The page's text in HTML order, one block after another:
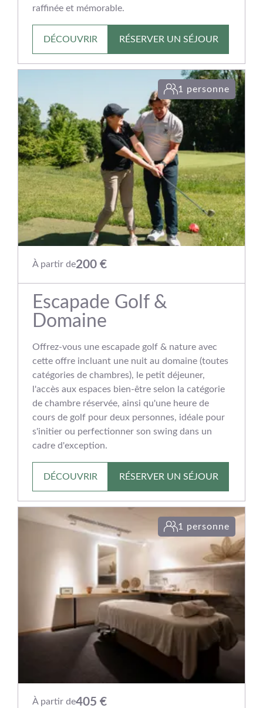
raffinée et mémorable.
DÉCOUVRIR RÉSERVER UN SÉJOUR
1 personne
À partir de200 €
Escapade Golf &
Domaine
Offrez-vous une escapade golf & nature avec
cette offre incluant une nuit au domaine (toutes
catégories de chambres), le petit déjeuner,
l'accès aux espaces bien-être selon la catégorie
de chambre réservée, ainsi qu'une heure de
cours de golf pour deux personnes, idéale pour
s'initier ou perfectionner son swing dans un
cadre d'exception.
DÉCOUVRIR RÉSERVER UN SÉJOUR
1 personne
À partir de405 €